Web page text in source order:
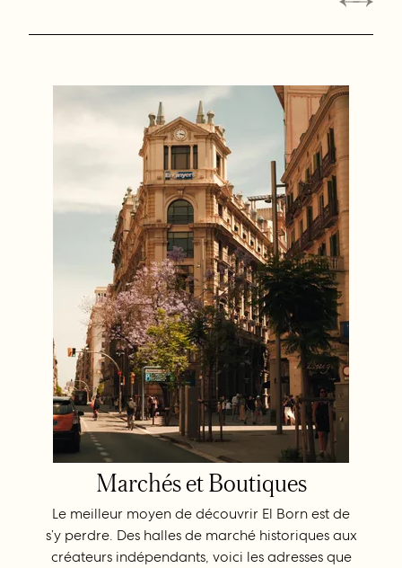
Marchés et Boutiques
Le meilleur moyen de découvrir El Born est de
s’y perdre. Des halles de marché historiques aux
créateurs indépendants, voici les adresses que